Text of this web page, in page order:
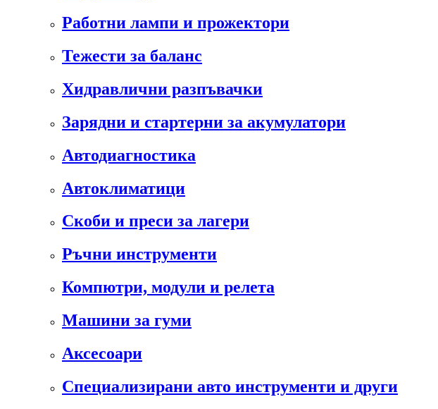
Работни лампи и прожектори
Тежести за баланс
Хидравлични разпъвачки
Зарядни и стартерни за акумулатори
Автодиагностика
Автоклиматици
Скоби и преси за лагери
Ръчни инструменти
Компютри, модули и релета
Машини за гуми
Аксесоари
Специализирани авто инструменти и други